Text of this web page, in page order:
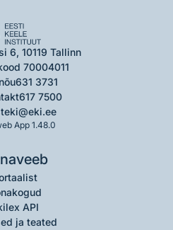
6, 10119 Tallinn
70004011
631 3731
617 7500
eki@eki.ee
App 1.48.0
API
ja teated